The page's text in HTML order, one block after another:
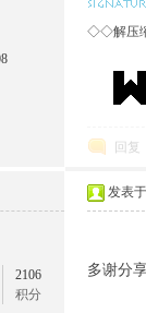
◇◇解压
回复
2106
积分
发表
多谢分